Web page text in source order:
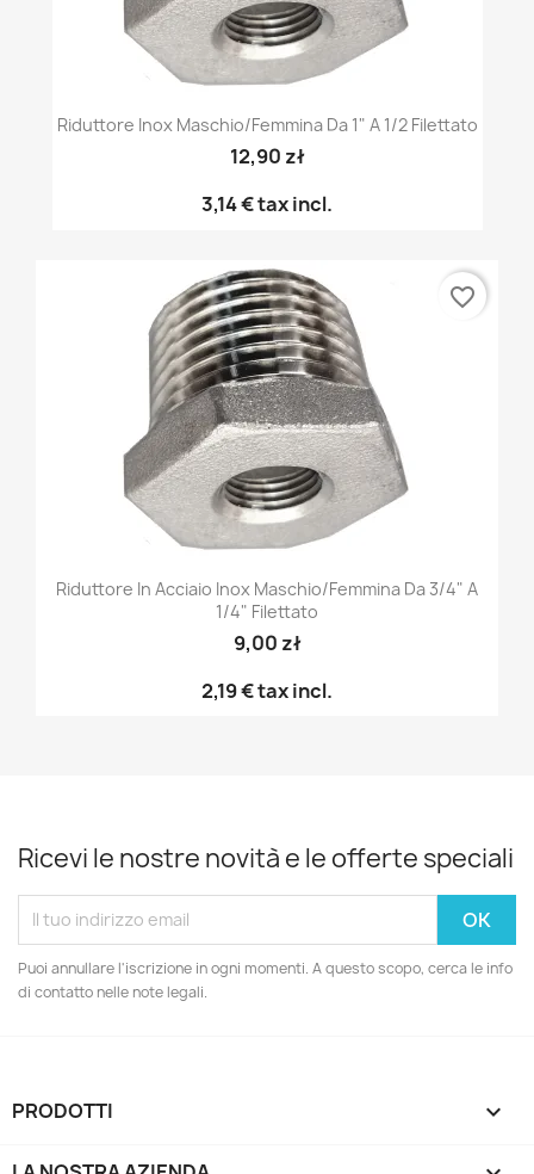
Riduttore Inox Maschio/femmina Da 1" A 1/2 Filettato
12,90 zł
3,14 €tax incl.
Riduttore In Acciaio Inox Maschio/femmina Da 3/4" A
1/4" Filettato
9,00 zł
2,19 €tax incl.
favorite_border
Ricevi le nostre novità e le offerte speciali
Puoi annullare l'iscrizione in ogni momenti. A questo scopo, cerca le info
di contatto nelle note legali.
PRODOTTI 